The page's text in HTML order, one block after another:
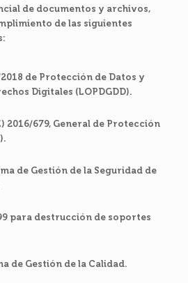
de documentos y archivos,
de las siguientes
de Protección de Datos y
Digitales (LOPDGDD).
2016/679, General de Protección
de Gestión de la Seguridad de
para destrucción de soportes
de Gestión de la Calidad.